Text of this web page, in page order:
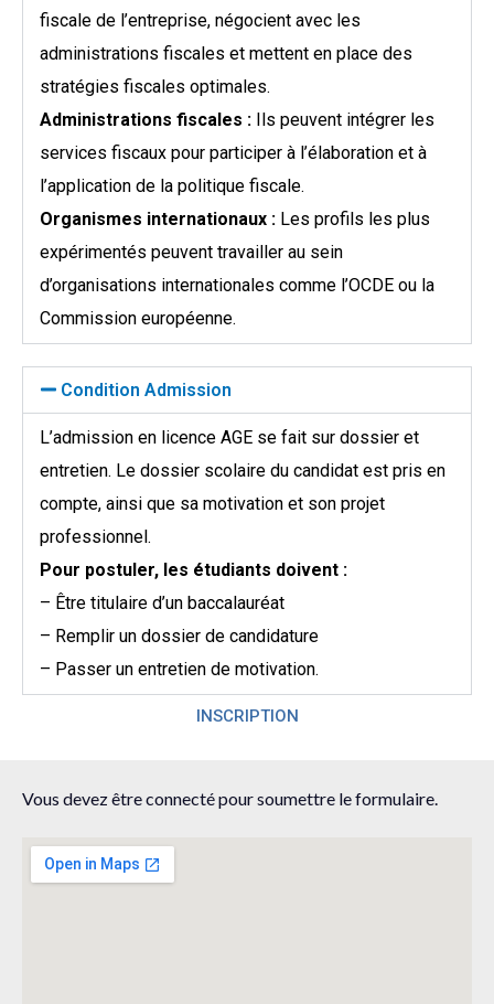
fiscale de l’entreprise, négocient avec les
administrations fiscales et mettent en place des
stratégies fiscales optimales.
Administrations fiscales : Ils peuvent intégrer les
services fiscaux pour participer à l’élaboration et à
l’application de la politique fiscale.
Organismes internationaux : Les profils les plus
expérimentés peuvent travailler au sein
d’organisations internationales comme l’OCDE ou la
Commission européenne.
Condition Admission
L’admission en licence AGE se fait sur dossier et
entretien. Le dossier scolaire du candidat est pris en
compte, ainsi que sa motivation et son projet
professionnel.
Pour postuler, les étudiants doivent :
– Être titulaire d’un baccalauréat
– Remplir un dossier de candidature
– Passer un entretien de motivation.
INSCRIPTION
Vous devez être connecté pour soumettre le formulaire.